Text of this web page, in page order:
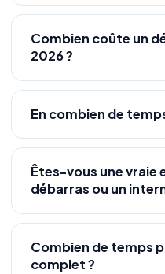
Combien coûte un
2026 ?
En combien de
Êtes-vous une vraie
débarras ou un
Combien de temps
complet ?